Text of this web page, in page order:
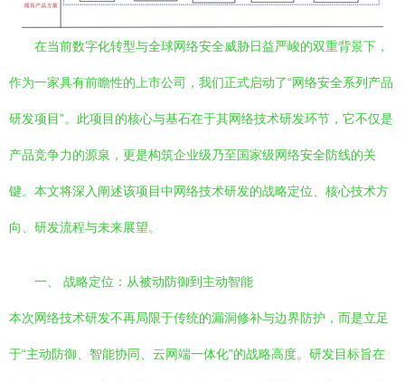
在当前数字化转型与全球网络安全威胁日益严峻的双重背景下，
作为一家具有前瞻性的上市公司，我们正式启动了“网络安全系列产品
研发项目”。此项目的核心与基石在于其网络技术研发环节，它不仅是
产品竞争力的源泉，更是构筑企业级乃至国家级网络安全防线的关
键。本文将深入阐述该项目中网络技术研发的战略定位、核心技术方
向、研发流程与未来展望。
一、 战略定位：从被动防御到主动智能
本次网络技术研发不再局限于传统的漏洞修补与边界防护，而是立足
于“主动防御、智能协同、云网端一体化”的战略高度。研发目标旨在